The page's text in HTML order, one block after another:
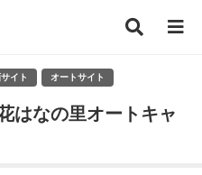
イト オートサイト
はなの里オートキャ